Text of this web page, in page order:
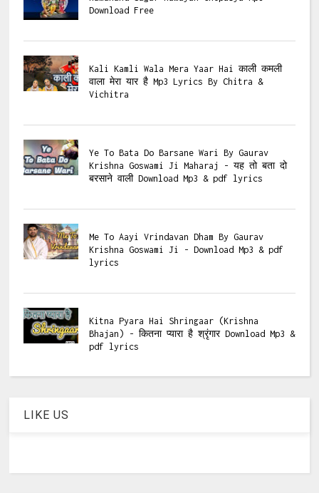
Download Free
Kali Kamli Wala Mera Yaar Hai काली कमली
वाला मेरा यार है Mp3 Lyrics By Chitra &
Vichitra
Ye To Bata Do Barsane Wari By Gaurav
Krishna Goswami Ji Maharaj - यह तो बता दो
बरसाने वाली Download Mp3 & pdf lyrics
Me To Aayi Vrindavan Dham By Gaurav
Krishna Goswami Ji - Download Mp3 & pdf
lyrics
Kitna Pyara Hai Shringaar (Krishna
Bhajan) - कितना प्यारा है श्रृंगार Download Mp3 &
pdf lyrics
LIKE US